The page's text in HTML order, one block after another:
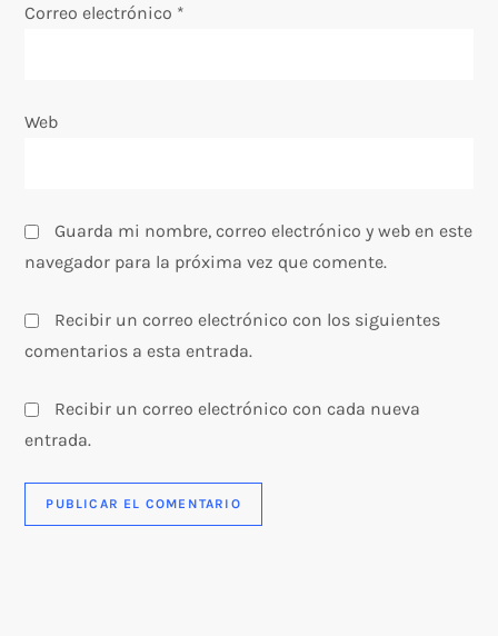
r
d
s
Correo electrónico *
Web
Guarda mi nombre, correo electrónico y web en este
navegador para la próxima vez que comente.
Recibir un correo electrónico con los siguientes
comentarios a esta entrada.
Recibir un correo electrónico con cada nueva
entrada.